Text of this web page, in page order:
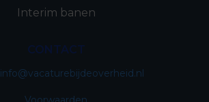
Interim banen
CONTACT
info@vacaturebijdeoverheid.nl